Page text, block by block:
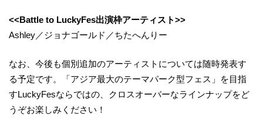
<<Battle to LuckyFes出演枠アーティスト>>
Ashley／ジョナゴールド／ちたへんりー
なお、今後も個別追加のアーティストについては随時発表す
る予定です。「アジア最大のテーマパーク型フェス」を目指
すLuckyFesならではの、クロスオーバーなラインナップをど
うぞお楽しみください！